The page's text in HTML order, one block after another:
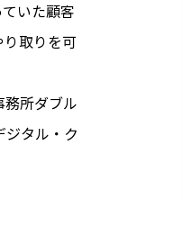
いた顧客
取りを可
所ダブル
タル・ク